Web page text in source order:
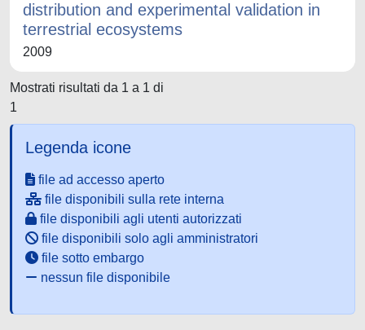
distribution and experimental validation in
terrestrial ecosystems
2009
Mostrati risultati da 1 a 1 di
1
Legenda icone
file ad accesso aperto
file disponibili sulla rete interna
file disponibili agli utenti autorizzati
file disponibili solo agli amministratori
file sotto embargo
nessun file disponibile